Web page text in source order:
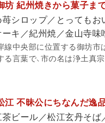
坊 紀州焼きから菓子ま
シロップ／とっても
キ／紀州焼／金山寺味
線中央部に位置する御坊市
言葉で、市の名は浄土真宗
江 不昧公にちなんだ逸
ビール／松江玄丹そ